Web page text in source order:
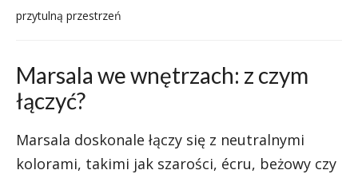
przytulną przestrzeń
Marsala we wnętrzach: z czym
łączyć?
Marsala doskonale łączy się z neutralnymi
kolorami, takimi jak szarości, écru, beżowy czy